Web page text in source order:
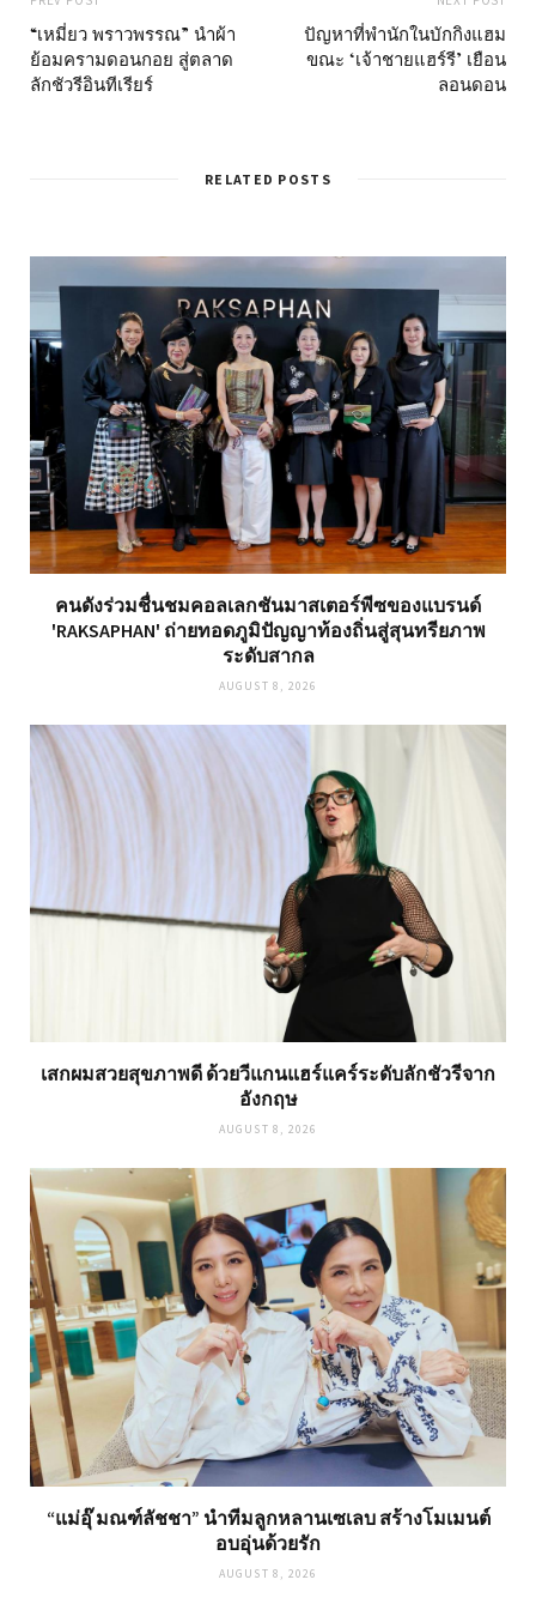
“เหมี่ยว พราวพรรณ” นำผ้า
ย้อมครามดอนกอย สู่ตลาด
ลักชัวรีอินทีเรียร์
ปัญหาที่พำนักในบักกิงแฮม
ขณะ ‘เจ้าชายแฮร์รี’ เยือน
ลอนดอน
RELATED POSTS
คนดังร่วมชื่นชมคอลเลกชันมาสเตอร์พีซของแบรนด์
'RAKSAPHAN' ถ่ายทอดภูมิปัญญาท้องถิ่นสู่สุนทรียภาพ
ระดับสากล
AUGUST 8, 2026
เสกผมสวยสุขภาพดี ด้วยวีแกนแฮร์แคร์ระดับลักชัวรีจาก
อังกฤษ
AUGUST 8, 2026
“แม่อุ๊ มณฑ์ลัชชา” นำทีมลูกหลานเซเลบ สร้างโมเมนต์
อบอุ่นด้วยรัก
AUGUST 8, 2026